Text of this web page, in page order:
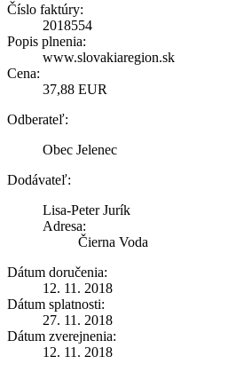
Číslo faktúry:
2018554
Popis plnenia:
www.slovakiaregion.sk
Cena:
37,88 EUR
Odberateľ:
Obec Jelenec
Dodávateľ:
Lisa-Peter Jurík
Adresa:
Čierna Voda
Dátum doručenia:
12. 11. 2018
Dátum splatnosti:
27. 11. 2018
Dátum zverejnenia:
12. 11. 2018